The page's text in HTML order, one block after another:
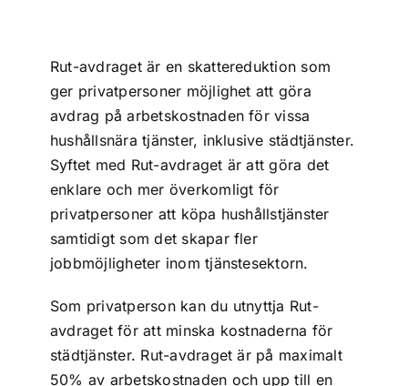
Rut-avdraget är en skattereduktion som
ger privatpersoner möjlighet att göra
avdrag på arbetskostnaden för vissa
hushållsnära tjänster, inklusive städtjänster.
Syftet med Rut-avdraget är att göra det
enklare och mer överkomligt för
privatpersoner att köpa hushållstjänster
samtidigt som det skapar fler
jobbmöjligheter inom tjänstesektorn.
Som privatperson kan du utnyttja Rut-
avdraget för att minska kostnaderna för
städtjänster. Rut-avdraget är på maximalt
50% av arbetskostnaden och upp till en